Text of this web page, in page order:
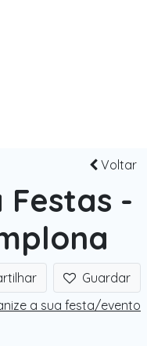
Voltar
Festas -
Guardar
a sua festa/evento